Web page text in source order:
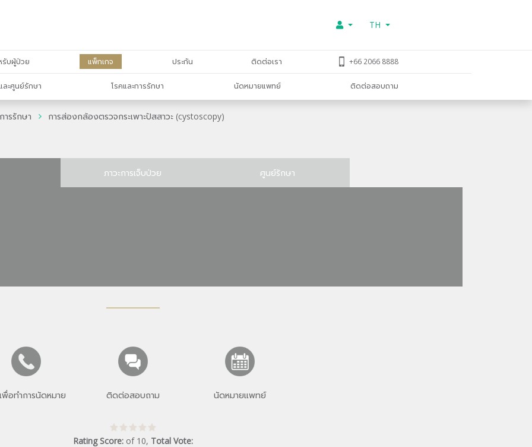
TH
รับผู้ป่วย แพ็กเกจ ประกัน ติดต่อเรา +66 2066 8888
ะศูนย์รักษา โรคและการรักษา นัดหมายแพทย์ ติดต่อสอบถาม
ารรักษา การส่องกล้องตรวจกระเพาะปัสสาวะ (cystoscopy)
ภาวะการเจ็บป่วย ศูนย์รักษา
พื่อทำการนัดหมาย ติดต่อสอบถาม นัดหมายแพทย์
Rating Score: of 10, Total Vote: